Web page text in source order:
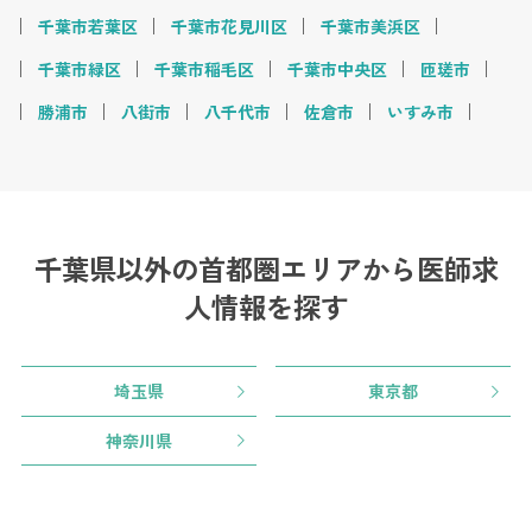
千葉市若葉区
千葉市花見川区
千葉市美浜区
千葉市緑区
千葉市稲毛区 千葉市中央区
匝瑳市
勝浦市
八街市 八千代市 佐倉市 いすみ市
千葉県以外の首都圏エリアから医師求
人情報を探す
埼玉県 東京都
神奈川県